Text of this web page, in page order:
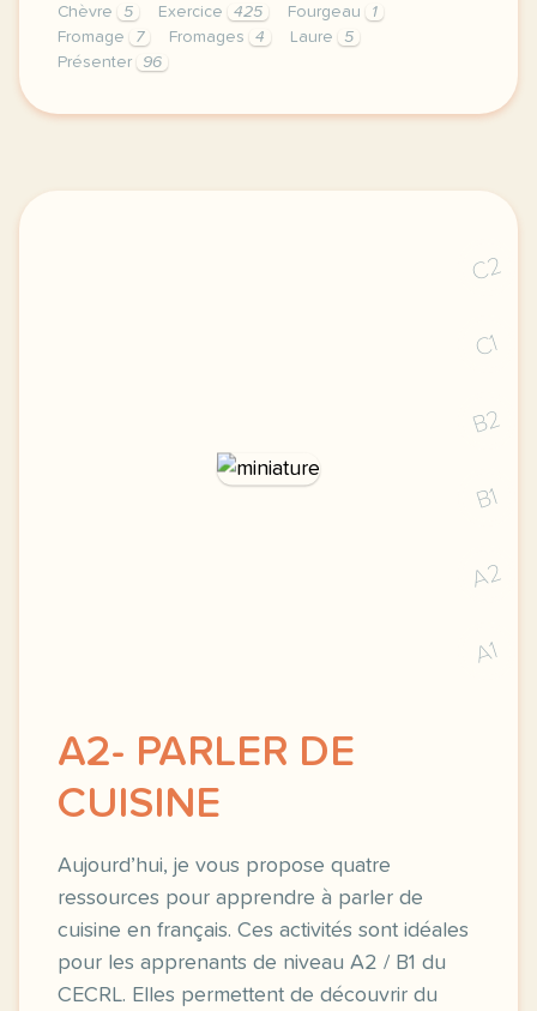
Chèvre 5 Exercice 425 Fourgeau
1
Fromage
7 Fromages 4 Laure
5
Présenter
96
exercice b1 hotellerie restauration parler d un
C2
C1
B2
B1
A2
A1
A2- PARLER DE
CUISINE
Aujourd’hui, je vous propose quatre
ressources pour apprendre à parler de
cuisine en français. Ces activités sont idéales
pour les apprenants de niveau A2 / B1 du
CECRL. Elles permettent de découvrir du